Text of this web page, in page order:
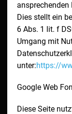
ansprechenden
Dies stellt ein
6 Abs. 1 lit. f
Umgang mit
unter:https://
Google Web
Diese Seite